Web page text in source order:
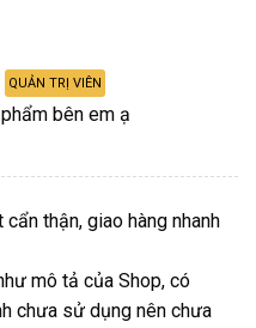
QUẢN TRỊ VIÊN
bên em ạ
thận, giao hàng nhanh
mô tả của Shop, có
chưa sử dụng nên chưa